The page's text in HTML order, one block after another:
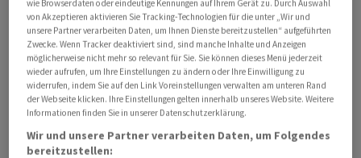
Anspruch auf Kurzarbeitsentschädigung bestehe aber
nur, wenn sämtliche Voraussetzungen erfüllt sind. Dies
werde in jedem Einzelfall geprüft wird, hält das WBF
weiter fest.
Unternehmen können in der Regel während maximal
zwölf Monaten innerhalb von zwei Jahren
wie Browserdaten oder eindeutige Kennungen auf Ihrem Gerät zu. Durch Auswahl
von Akzeptieren aktivieren Sie Tracking-Technologien für die unter „Wir und
unsere Partner verarbeiten Daten, um Ihnen Dienste bereitzustellen“ aufgeführten
Zwecke. Wenn Tracker deaktiviert sind, sind manche Inhalte und Anzeigen
möglicherweise nicht mehr so relevant für Sie. Sie können dieses Menü jederzeit
wieder aufrufen, um Ihre Einstellungen zu ändern oder Ihre Einwilligung zu
widerrufen, indem Sie auf den Link Voreinstellungen verwalten am unteren Rand
der Webseite klicken. Ihre Einstellungen gelten innerhalb unseres Website. Weitere
Informationen finden Sie in unserer Datenschutzerklärung.
Wir und unsere Partner verarbeiten Daten, um Folgendes
bereitzustellen: